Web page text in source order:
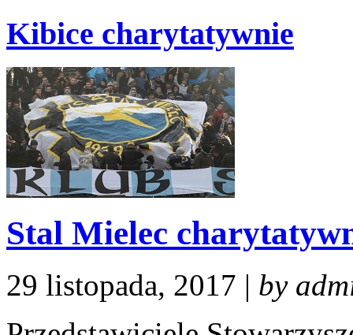
Kibice charytatywnie
Stal Mielec
29 listopada, 2017 | by